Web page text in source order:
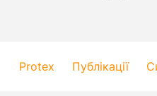
Protex Публікації